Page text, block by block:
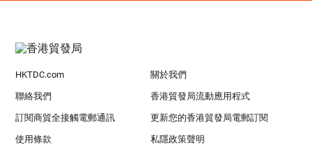
HKTDC.com 關於我們
聯絡我們 香港貿發局流動應用程式
訂閱商貿全接觸電郵通訊 更新您的香港貿發局電郵訂閱
使用條款 私隱政策聲明